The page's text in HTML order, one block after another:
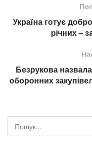
Україна готує
річних –
Безрукова
оборонних